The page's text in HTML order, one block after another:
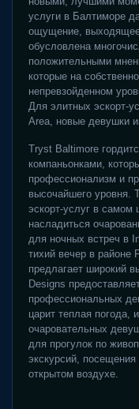
услуги в Балтиморе
ощущение, выходящее
обусловлена
положительными
которые на
непревзойденном
Для элитных эскорт-
Area, новые девушки
Tryst Baltimore
компаньонками,
профессионализм и
высочайшего уровня.
эскорт-услуг в
насладиться
для ночных встреч в
тихий вечер в районе
предлагает широкий
Designs
профессиональных
царит теплая погода,
очаровательных
для прогулок по
экскурсий,
открытом воздухе.